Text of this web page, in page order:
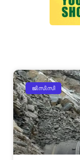
ജി.സി.സി